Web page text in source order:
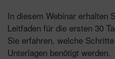
In diesem Webinar erhalten
Leitfaden für die ersten 30
Sie erfahren, welche
Unterlagen benötigt werden.